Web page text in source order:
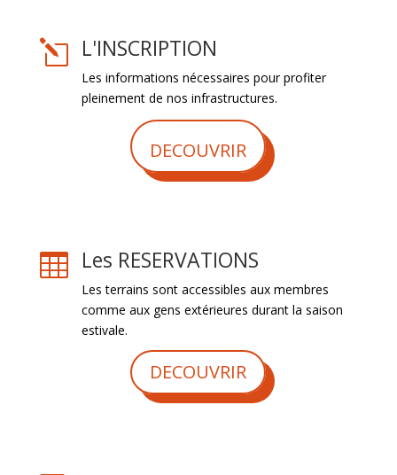
l L'INSCRIPTION
Les informations nécessaires pour profiter
pleinement de nos infrastructures.
DECOUVRIR
 Les RESERVATIONS
Les terrains sont accessibles aux membres
comme aux gens extérieures durant la saison
estivale.
DECOUVRIR